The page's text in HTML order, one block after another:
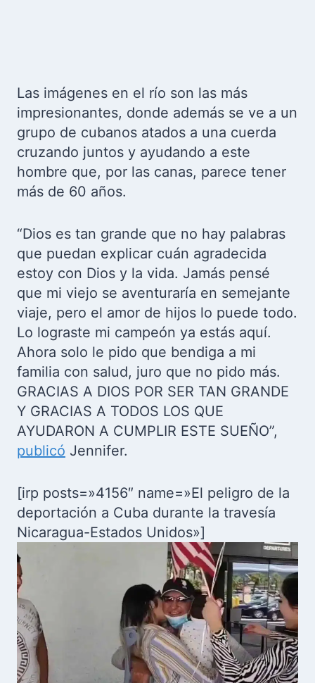
Las imágenes en el río son las más
impresionantes, donde además se ve a un
grupo de cubanos atados a una cuerda
cruzando juntos y ayudando a este
hombre que, por las canas, parece tener
más de 60 años.
“Dios es tan grande que no hay palabras
que puedan explicar cuán agradecida
estoy con Dios y la vida. Jamás pensé
que mi viejo se aventuraría en semejante
viaje, pero el amor de hijos lo puede todo.
Lo lograste mi campeón ya estás aquí.
Ahora solo le pido que bendiga a mi
familia con salud, juro que no pido más.
GRACIAS A DIOS POR SER TAN GRANDE
Y GRACIAS A TODOS LOS QUE
AYUDARON A CUMPLIR ESTE SUEÑO”,
publicó Jennifer.
[irp posts=»4156″ name=»El peligro de la
deportación a Cuba durante la travesía
Nicaragua-Estados Unidos»]